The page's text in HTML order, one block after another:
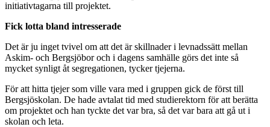
initiativtagarna till projektet.
Fick lotta bland intresserade
Det är ju inget tvivel om att det är skillnader i levnadssätt mellan
Askim- och Bergsjöbor och i dagens samhälle görs det inte så
mycket synligt åt segregationen, tycker tjejerna.
För att hitta tjejer som ville vara med i gruppen gick de först till
Bergsjöskolan. De hade avtalat tid med studierektorn för att berätta
om projektet och han tyckte det var bra, så det var bara att gå ut i
skolan och leta.